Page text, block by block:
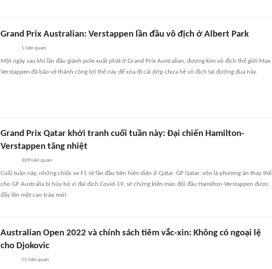
Grand Prix Australian: Verstappen lần đầu vô địch ở Albert Park
1 liên quan
Một ngày sau khi lần đầu giành pole xuất phát ở Grand Prix Australian, đương kim vô địch thế giới Max
Verstappen đã bảo vệ thành công lợi thế này để xóa đi cái dớp chưa hề vô địch tại đường đua này.
Grand Prix Qatar khởi tranh cuối tuần này: Đại chiến Hamilton-
Verstappen tăng nhiệt
309 liên quan
Cuối tuần này, những chiếc xe F1 sẽ lần đầu tiên hiện diện ở Qatar. GP Qatar, vốn là phương án thay thế
cho GP Australia bị hủy bỏ vì đại dịch Covid-19, sẽ chứng kiến màn đối đầu Hamilton-Verstappen được
đẩy lên một cao trào mới.
Australian Open 2022 và chính sách tiêm vắc-xin: Không có ngoại lệ
cho Djokovic
15 liên quan